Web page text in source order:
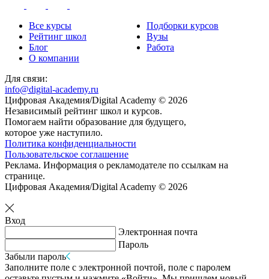
Все курсы
Подборки курсов
Рейтинг школ
Вузы
Блог
Работа
О компании
Для связи:
info@digital-academy.ru
Цифровая Академия/Digital Academy © 2026
Независимый рейтинг школ и курсов.
Помогаем найти образование для будущего,
которое уже наступило.
Политика конфиденциальности
Пользовательское соглашение
Реклама. Информация о рекламодателе по ссылкам на
странице.
Цифровая Академия/Digital Academy © 2026
Вход
Электронная почта
Пароль
Забыли пароль
Заполните поле с электронной почтой, поле с паролем